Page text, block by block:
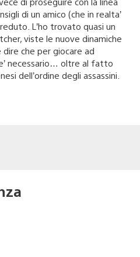
di un amico (che in realta’
L’ho trovato quasi un
viste le nuove dinamiche
che per giocare ad
necessario… oltre al fatto
dell’ordine degli assassini.